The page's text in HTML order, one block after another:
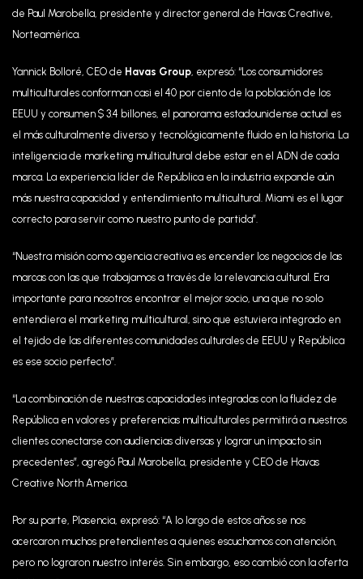
de Paul Marobella, presidente y director general de Havas Creative,
Norteamérica.
Yannick Bolloré, CEO de Havas Group, expresó: “Los consumidores
multiculturales conforman casi el 40 por ciento de la población de los
EEUU y consumen $ 3.4 billones, el panorama estadounidense actual es
el más culturalmente diverso y tecnológicamente fluido en la historia. La
inteligencia de marketing multicultural debe estar en el ADN de cada
marca. La experiencia líder de República en la industria expande aún
más nuestra capacidad y entendimiento multicultural. Miami es el lugar
correcto para servir como nuestro punto de partida”.
“Nuestra misión como agencia creativa es encender los negocios de las
marcas con las que trabajamos a través de la relevancia cultural. Era
importante para nosotros encontrar el mejor socio, una que no solo
entendiera el marketing multicultural, sino que estuviera integrado en
el tejido de las diferentes comunidades culturales de EEUU y República
es ese socio perfecto”.
“La combinación de nuestras capacidades integradas con la fluidez de
República en valores y preferencias multiculturales permitirá a nuestros
clientes conectarse con audiencias diversas y lograr un impacto sin
precedentes”, agregó Paul Marobella, presidente y CEO de Havas
Creative North America.
Por su parte, Plasencia, expresó: “A lo largo de estos años se nos
acercaron muchos pretendientes a quienes escuchamos con atención,
pero no lograron nuestro interés. Sin embargo, eso cambió con la oferta